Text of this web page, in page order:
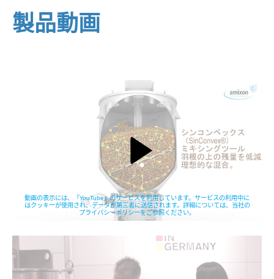
製品動画
動画の表示には、「YouTube」のサービスを利用しています。サービスの利用中に
はクッキーが使用され、データが第三者に送信されます。詳細については、当社の
プライバシーポリシーをご参照ください。